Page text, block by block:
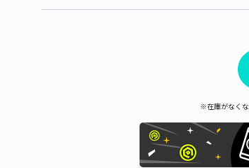
※在庫がなくな